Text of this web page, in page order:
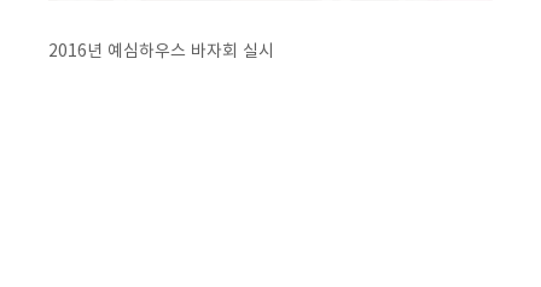
2016년 예심하우스 바자회 실시